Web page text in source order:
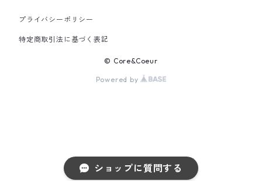
ショップに質問する
プライバシーポリシー
特定商取引法に基づく表記
© Core&Coeur
Powered by